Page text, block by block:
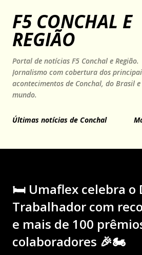
Pular para o conteúdo
F5 CONCHAL E
REGIÃO
Portal de notícias F5 Conchal e Região.
Jornalismo com cobertura dos
acontecimentos de Conchal, do Brasil
mundo.
Últimas notícias de Conchal
🛏️ Umaflex celebra o
Trabalhador com
e mais de 100
colaboradores 🎉🏍